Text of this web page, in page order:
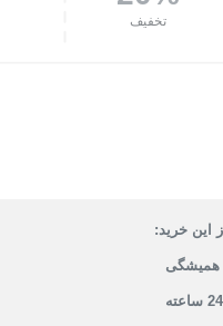
تخفیف
این خرید: